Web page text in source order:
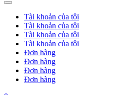
Tài khoản của tôi
Tài khoản của tôi
Tài khoản của tôi
Tài khoản của tôi
Đơn hàng
Đơn hàng
Đơn hàng
Đơn hàng